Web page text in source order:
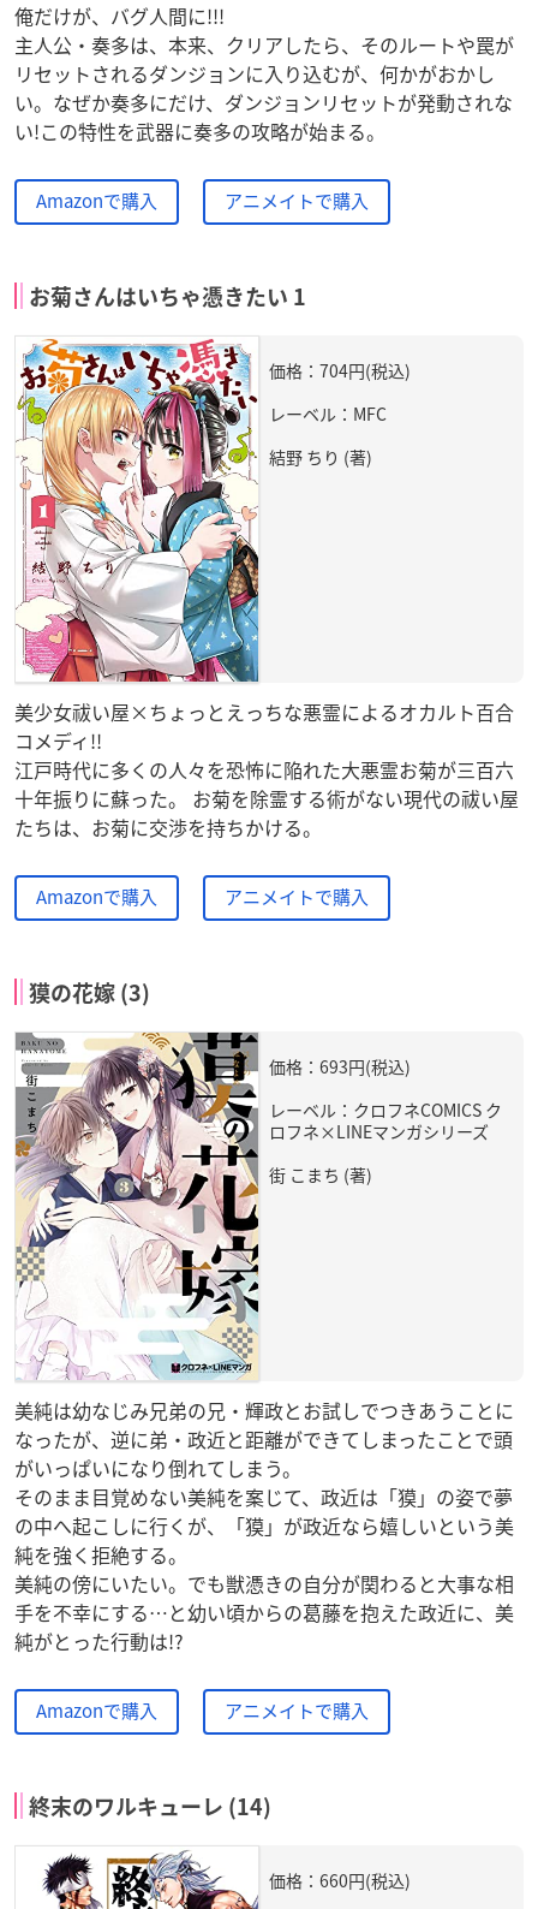
俺だけが、バグ人間に!!!
主人公・奏多は、本来、クリアしたら、そのルートや罠が
リセットされるダンジョンに入り込むが、何かがおかし
い。なぜか奏多にだけ、ダンジョンリセットが発動されな
い!この特性を武器に奏多の攻略が始まる。
Amazonで購入 アニメイトで購入
お菊さんはいちゃ憑きたい 1
価格：704円(税込)
レーベル：MFC
結野 ちり (著)
美少女祓い屋×ちょっとえっちな悪霊によるオカルト百合
コメディ!!
江戸時代に多くの人々を恐怖に陥れた大悪霊お菊が三百六
十年振りに蘇った。 お菊を除霊する術がない現代の祓い屋
たちは、お菊に交渉を持ちかける。
Amazonで購入 アニメイトで購入
獏の花嫁 (3)
価格：693円(税込)
レーベル：クロフネCOMICS ク
ロフネ×LINEマンガシリーズ
街 こまち (著)
美純は幼なじみ兄弟の兄・輝政とお試しでつきあうことに
なったが、逆に弟・政近と距離ができてしまったことで頭
がいっぱいになり倒れてしまう。
そのまま目覚めない美純を案じて、政近は「獏」の姿で夢
の中へ起こしに行くが、「獏」が政近なら嬉しいという美
純を強く拒絶する。
美純の傍にいたい。でも獣憑きの自分が関わると大事な相
手を不幸にする…と幼い頃からの葛藤を抱えた政近に、美
純がとった行動は!?
Amazonで購入 アニメイトで購入
終末のワルキューレ (14)
価格：660円(税込)